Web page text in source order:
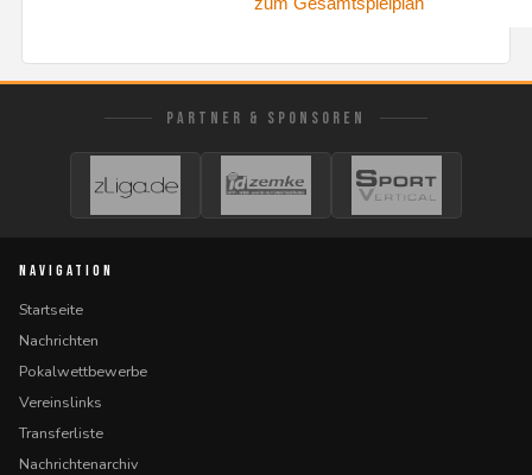
PARTNER & SPONSOREN
NAVIGATION
Startseite
Nachrichten
Pokalwettbewerbe
Vereinslinks
Transferliste
Nachrichtenarchiv